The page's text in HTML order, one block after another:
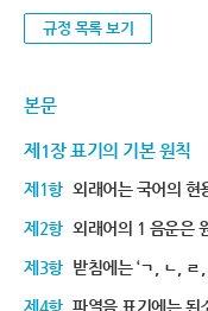
규정 목록 보기
본문
제1장 표기의 기본 원칙
제1항 외래어는 국어의 현
제2항 외래어의 1 음운은
제3항 받침에는 ‘ㄱ, ㄴ, ㄹ
제4항 파열음 표기에는 된